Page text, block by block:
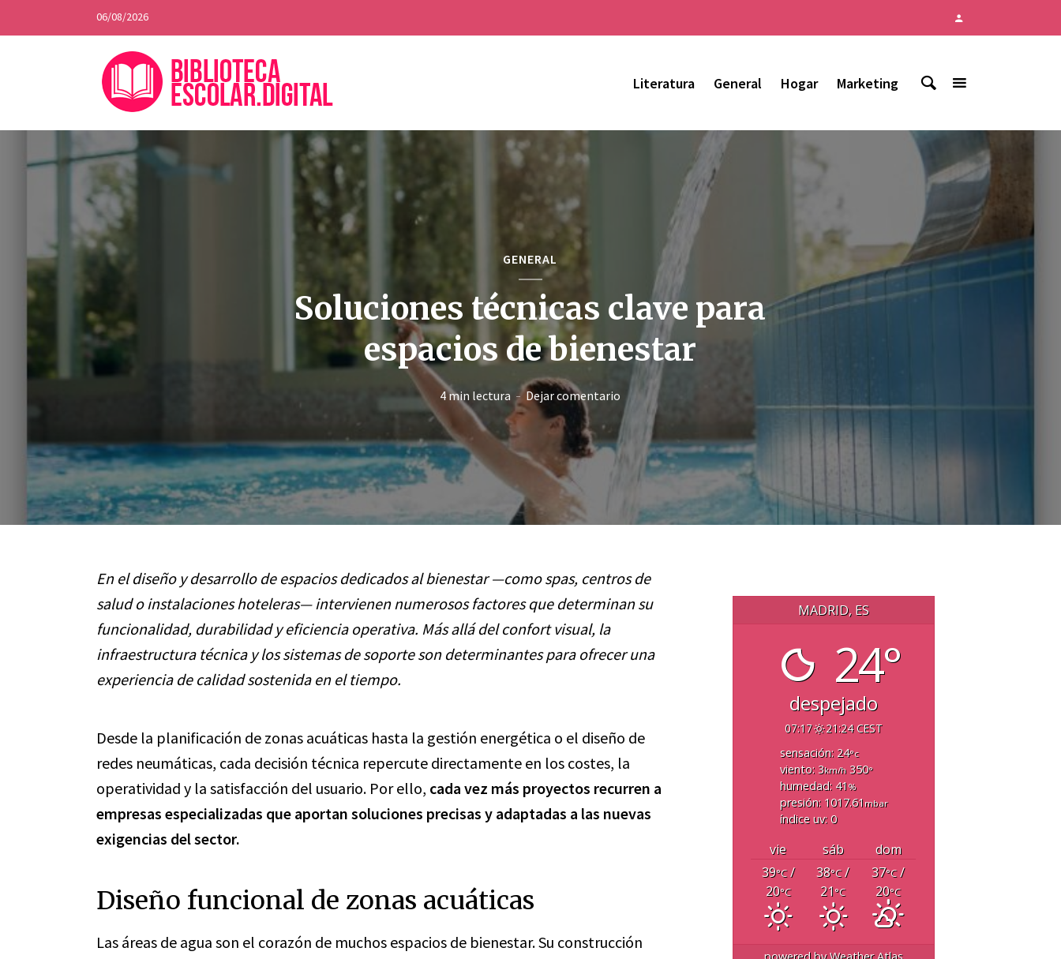
06/08/2026
Literatura General Hogar Marketing
GENERAL
Soluciones técnicas clave para
espacios de bienestar
4 min lectura Dejar comentario
En el diseño y desarrollo de espacios dedicados al bienestar —como spas, centros de
salud o instalaciones hoteleras— intervienen numerosos factores que determinan su
funcionalidad, durabilidad y eficiencia operativa. Más allá del confort visual, la
infraestructura técnica y los sistemas de soporte son determinantes para ofrecer una
experiencia de calidad sostenida en el tiempo.
Desde la planificación de zonas acuáticas hasta la gestión energética o el diseño de
redes neumáticas, cada decisión técnica repercute directamente en los costes, la
operatividad y la satisfacción del usuario. Por ello, cada vez más proyectos recurren a
empresas especializadas que aportan soluciones precisas y adaptadas a las nuevas
exigencias del sector.
Diseño funcional de zonas acuáticas
Las áreas de agua son el corazón de muchos espacios de bienestar. Su construcción
MADRID, ES
24°
despejado
07:17
21:24 CEST
sensación: 24°c
viento: 3km/h350°
humedad: 41 %
presión: 1017.61 mbar
índice uv: 0
vie sáb
dom
39°C/
20°C
38°C/
21°C
37°C/
20°C